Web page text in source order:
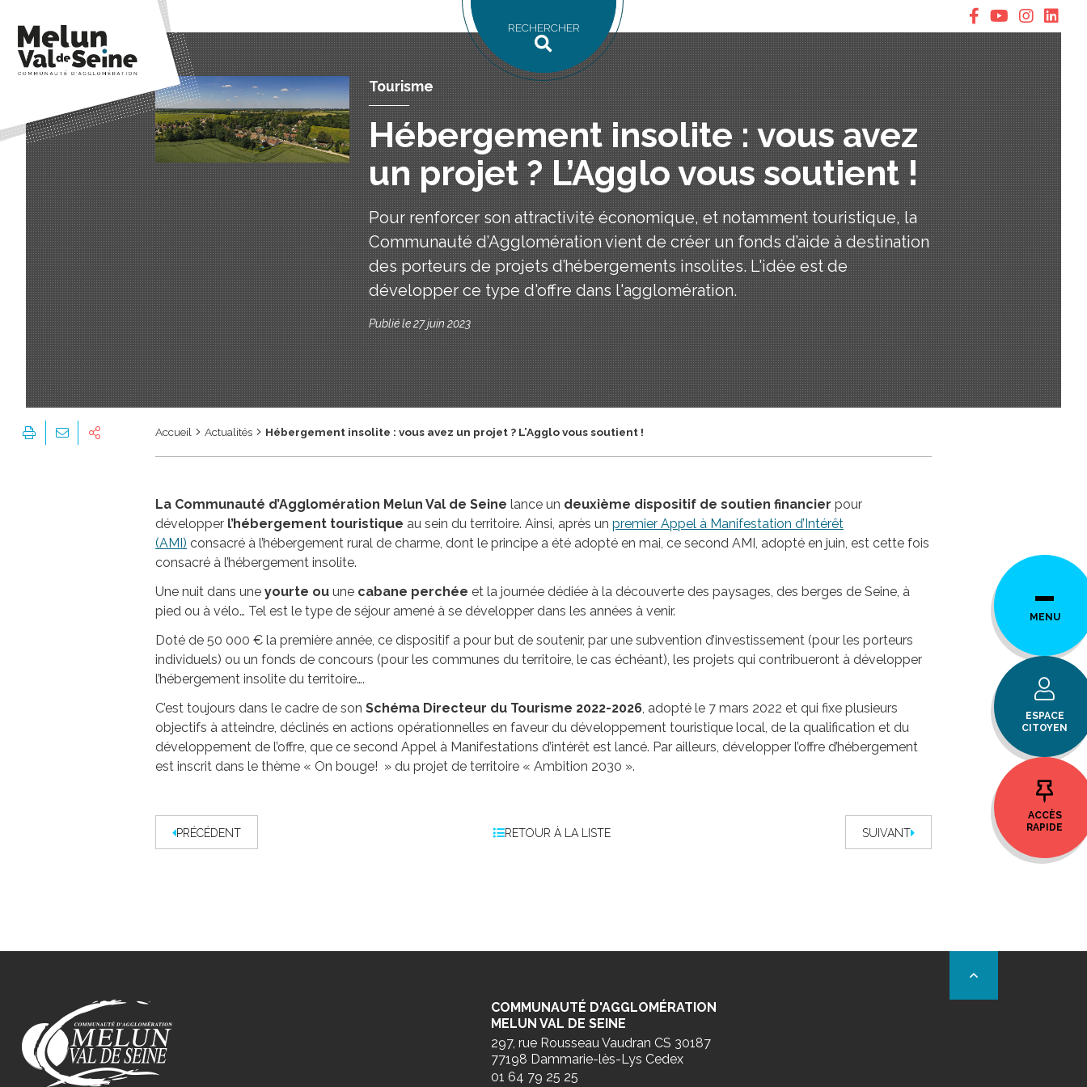
RECHERCHER
Tourisme
Hébergement insolite : vous avez
un projet ? L’Agglo vous soutient !
Pour renforcer son attractivité économique, et notamment touristique, la
Communauté d’Agglomération vient de créer un fonds d’aide à destination
des porteurs de projets d’hébergements insolites. L'idée est de
développer ce type d'offre dans l'agglomération.
Publié le 27 juin 2023
Accueil Actualités Hébergement insolite : vous avez un projet ? L’Agglo vous soutient !
La Communauté d’Agglomération Melun Val de Seine lance un deuxième dispositif de soutien financier pour
développer l’hébergement touristique au sein du territoire. Ainsi, après un premier Appel à Manifestation d’Intérêt
(AMI) consacré à l’hébergement rural de charme, dont le principe a été adopté en mai, ce second AMI, adopté en juin, est cette fois
consacré à l’hébergement insolite.
Une nuit dans une yourte ou une cabane perchée et la journée dédiée à la découverte des paysages, des berges de Seine, à
pied ou à vélo… Tel est le type de séjour amené à se développer dans les années à venir.
Doté de 50 000 € la première année, ce dispositif a pour but de soutenir, par une subvention d’investissement (pour les porteurs
individuels) ou un fonds de concours (pour les communes du territoire, le cas échéant), les projets qui contribueront à développer
l’hébergement insolite du territoire….
C’est toujours dans le cadre de son Schéma Directeur du Tourisme 2022-2026, adopté le 7 mars 2022 et qui fixe plusieurs
objectifs à atteindre, déclinés en actions opérationnelles en faveur du développement touristique local, de la qualification et du
développement de l’offre, que ce second Appel à Manifestations d’intérêt est lancé. Par ailleurs, développer l’offre d’hébergement
est inscrit dans le thème « On bouge! » du projet de territoire « Ambition 2030 ».
PRÉCÉDENT RETOUR À LA LISTE SUIVANT
COMMUNAUTÉ D'AGGLOMÉRATION
MELUN VAL DE SEINE
297, rue Rousseau Vaudran CS 30187
77198 Dammarie-lès-Lys Cedex
01 64 79 25 25
MENU
ESPACE
CITOYEN
ACCÈS
RAPIDE